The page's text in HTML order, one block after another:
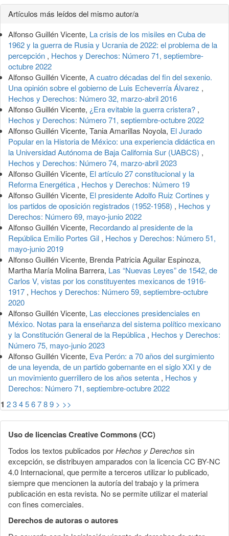
Detalles
del
artículo
Artículos más leídos del mismo autor/a
Alfonso Guillén Vicente, La crisis de los misiles en Cuba de
1962 y la guerra de Rusia y Ucrania de 2022: el problema de la
percepción , Hechos y Derechos: Número 71, septiembre-
octubre 2022
Alfonso Guillén Vicente, A cuatro décadas del fin del sexenio.
Una opinión sobre el gobierno de Luis Echeverría Álvarez ,
Hechos y Derechos: Número 32, marzo-abril 2016
Alfonso Guillén Vicente, ¿Era evitable la guerra cristera? ,
Hechos y Derechos: Número 71, septiembre-octubre 2022
Alfonso Guillén Vicente, Tania Amarillas Noyola, El Jurado
Popular en la Historia de México: una experiencia didáctica en
la Universidad Autónoma de Baja California Sur (UABCS) ,
Hechos y Derechos: Número 74, marzo-abril 2023
Alfonso Guillén Vicente, El artículo 27 constitucional y la
Reforma Energética , Hechos y Derechos: Número 19
Alfonso Guillén Vicente, El presidente Adolfo Ruiz Cortines y
los partidos de oposición registrados (1952-1958) , Hechos y
Derechos: Número 69, mayo-junio 2022
Alfonso Guillén Vicente, Recordando al presidente de la
República Emilio Portes Gil , Hechos y Derechos: Número 51,
mayo-junio 2019
Alfonso Guillén Vicente, Brenda Patricia Aguilar Espinoza,
Martha María Molina Barrera, Las “Nuevas Leyes” de 1542, de
Carlos V, vistas por los constituyentes mexicanos de 1916-
1917 , Hechos y Derechos: Número 59, septiembre-octubre
2020
Alfonso Guillén Vicente, Las elecciones presidenciales en
México. Notas para la enseñanza del sistema político mexicano
y la Constitución General de la República , Hechos y Derechos:
Número 75, mayo-junio 2023
Alfonso Guillén Vicente, Eva Perón: a 70 años del surgimiento
de una leyenda, de un partido gobernante en el siglo XXI y de
un movimiento guerrillero de los años setenta , Hechos y
Derechos: Número 71, septiembre-octubre 2022
1 23456789 > >>
Uso de licencias Creative Commons (CC)
Todos los textos publicados porHechos y Derechos sin
excepción, se distribuyen amparados con la licencia CC BY-NC
4.0 Internacional, que permite a terceros utilizar lo publicado,
siempre que mencionen la autoría del trabajo y la primera
publicación en esta revista. No se permite utilizar el material
con fines comerciales.
Derechos de autoras o autores